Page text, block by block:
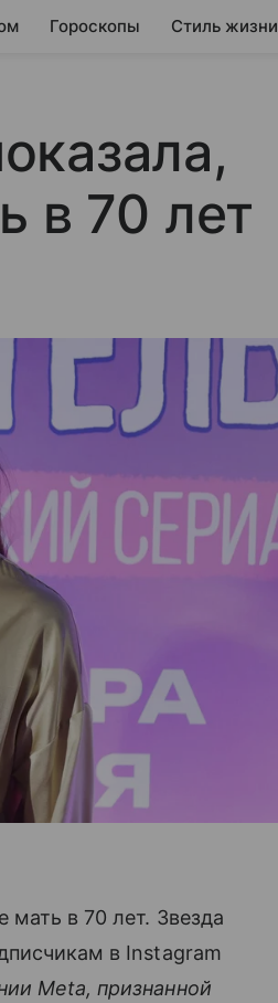
Гороскопы Стиль жизни
в 70 лет
мать в 70 лет. Звезда
в Instagram
Meta, признанной